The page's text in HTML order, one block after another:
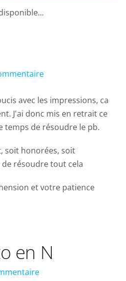
avec les impressions, ca
J'ai donc mis en retrait ce
temps de résoudre le pb.
soit honorées, soit
résoudre tout cela
et votre patience
en N